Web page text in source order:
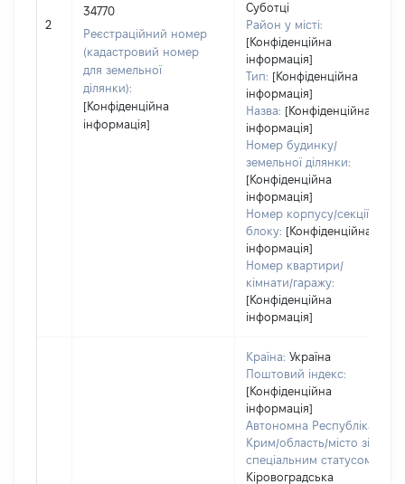
2
34770
Реєстраційний номер
(кадастровий номер
для земельної
ділянки):
[Конфіденційна
інформація]
Суботці
Район у місті:
[Конфіденційна
інформація]
Тип: [Конфіденційна
інформація]
Назва: [Конфіденційна
інформація]
Номер будинку/
земельної ділянки:
[Конфіденційна
інформація]
Номер корпусу/секції/
блоку: [Конфіденційна
інформація]
Номер квартири/
кімнати/гаражу:
[Конфіденційна
інформація]
Країна: Україна
Поштовий індекс:
[Конфіденційна
інформація]
Автономна Республіка
Крим/область/місто зі
спеціальним статусом:
Кіровоградська